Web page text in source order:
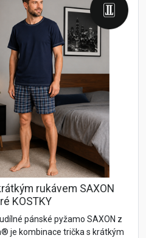
rukávem SAXON
KOSTKY
pánské pyžamo SAXON z
je kombinace trička s krátkým